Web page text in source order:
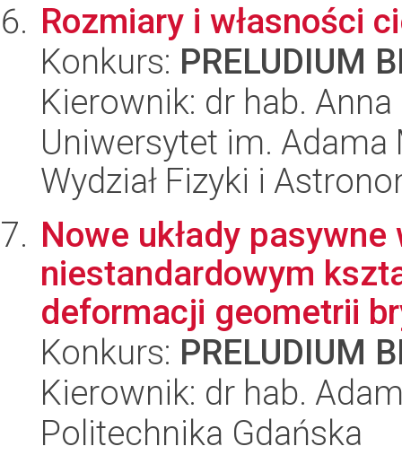
Rozmiary i własności
Konkurs: PRELUDIUM
Kierownik: dr hab.
Uniwersytet im.
Wydział Fizyki i
Nowe układy
niestandardowym
deformacji geometrii
Konkurs: PRELUDIUM
Kierownik: dr hab.
Politechnika Gdańska